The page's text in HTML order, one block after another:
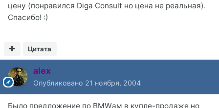
цену (понравился Diga Consult но цена не реальная).
Спасибо! :)
Цитата
alex
Опубликовано 21 ноября, 2004
Было предложение по BMWам в купле-продаже но